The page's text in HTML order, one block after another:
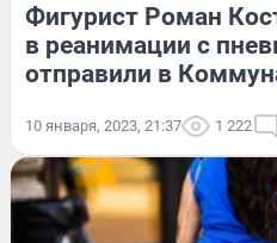
Фигурист Роман
в реанимации с
отправили в
10 января, 2023, 21:37 1 222